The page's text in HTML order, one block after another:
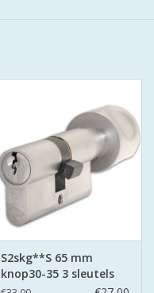
S2skg**S 65 mm
knop30-35 3 sleutels